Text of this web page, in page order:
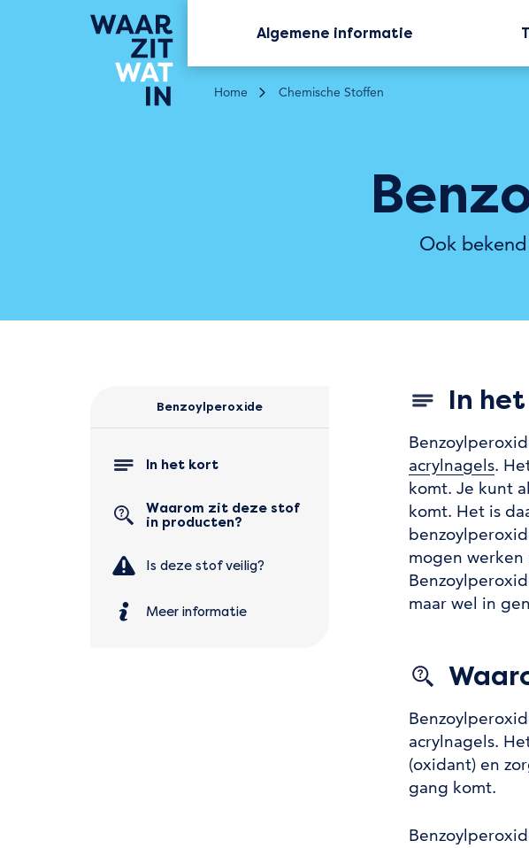
Algemene informatie
Home Chemische Stoffen
Ook
Benzoylperoxide
In het kort
Waarom zit deze stof
in producten?
Is deze stof veilig?
Meer informatie
In
acrylnagels.
komt. Je kunt
komt. Het is
mogen
maar wel in
acrylnagels.
(oxidant) en
gang komt.